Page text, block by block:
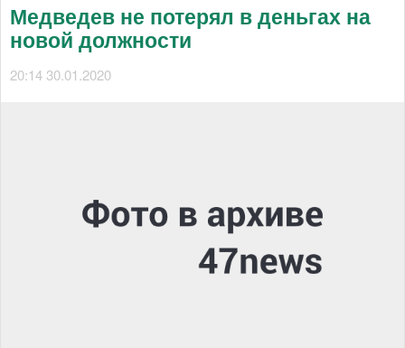
Медведев не потерял в деньгах на
новой должности
20:14 30.01.2020